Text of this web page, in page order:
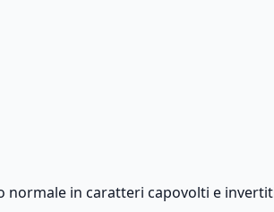
normale in caratteri capovolti e